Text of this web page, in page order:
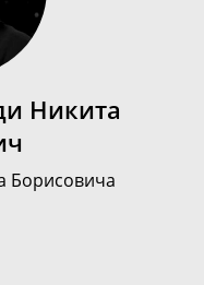
Никита
Борисовича